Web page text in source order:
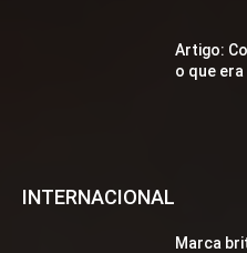
Artigo:
o que
INTERNACIONAL
Marca